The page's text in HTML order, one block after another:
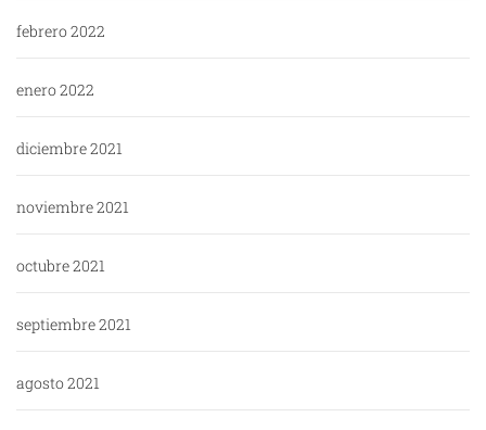
febrero 2022
enero 2022
diciembre 2021
noviembre 2021
octubre 2021
septiembre 2021
agosto 2021